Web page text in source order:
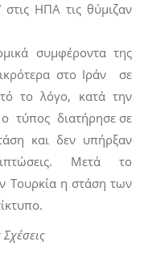
στις ΗΠΑ τις θύμιζαν
συμφέροντα της
στο Ιράν σε
το λόγο, κατά την
ο τύπος διατήρησε σε
και δεν υπήρξαν
Μετά το
Τουρκία η στάση των